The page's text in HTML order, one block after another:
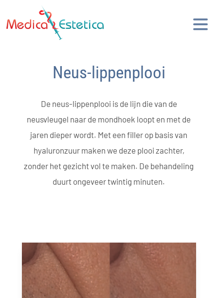
Neus-lippenplooi
De neus-lippenplooi is de lijn die van de
neusvleugel naar de mondhoek loopt en met de
jaren dieper wordt. Met een filler op basis van
hyaluronzuur maken we deze plooi zachter,
zonder het gezicht vol te maken. De behandeling
duurt ongeveer twintig minuten.